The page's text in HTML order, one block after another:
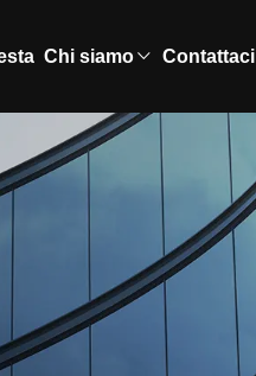
Chi siamo Contattaci